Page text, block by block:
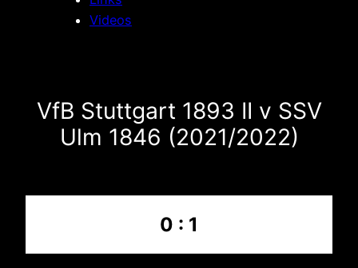
Videos
VfB Stuttgart 1893 II v SSV
Ulm 1846 (2021/2022)
0 : 1